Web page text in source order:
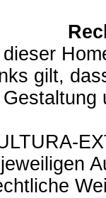
gilt,
Gestaltung